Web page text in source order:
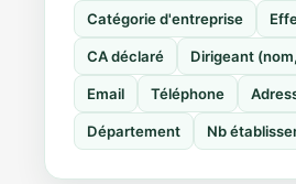
Catégorie d'entreprise
CA déclaré Dirigeant
Email Téléphone
Département Nb